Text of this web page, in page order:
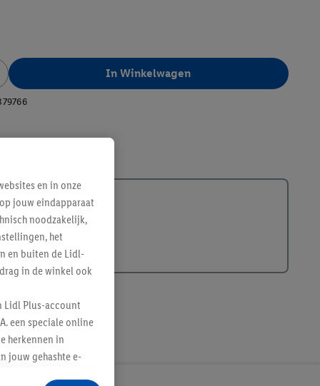
In Winkelwagen
en in onze
jouw eindapparaat
noodzakelijk,
het
en buiten de Lidl-
in de winkel ook
Lidl Plus-account
een speciale online
herkennen in
jouw gehashte e-